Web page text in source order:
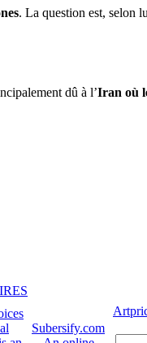
. La question est, selon
dû à l’Iran où
Subersify.com